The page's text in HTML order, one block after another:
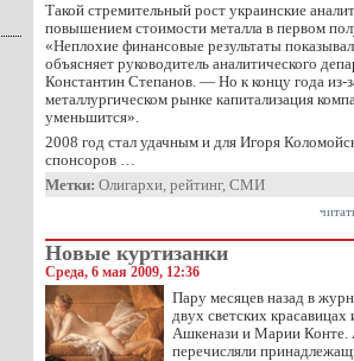
Такой стремительный рост украинские
повышением стоимости металла в первом
«Неплохие финансовые результаты
объясняет руководитель аналитического
Константин Степанов. — Но к концу года из-
металлургическом рынке капитализация
уменьшится».
2008 год стал удачным и для Игоря
спонсоров …
Метки: Олигархи, рейтинг, СМИ
Новые куртизанки
Среда, 6 мая 2009, 12:36
Пару месяцев назад в
двух светских
Ашкенази и Марии Конте.
перечисляли